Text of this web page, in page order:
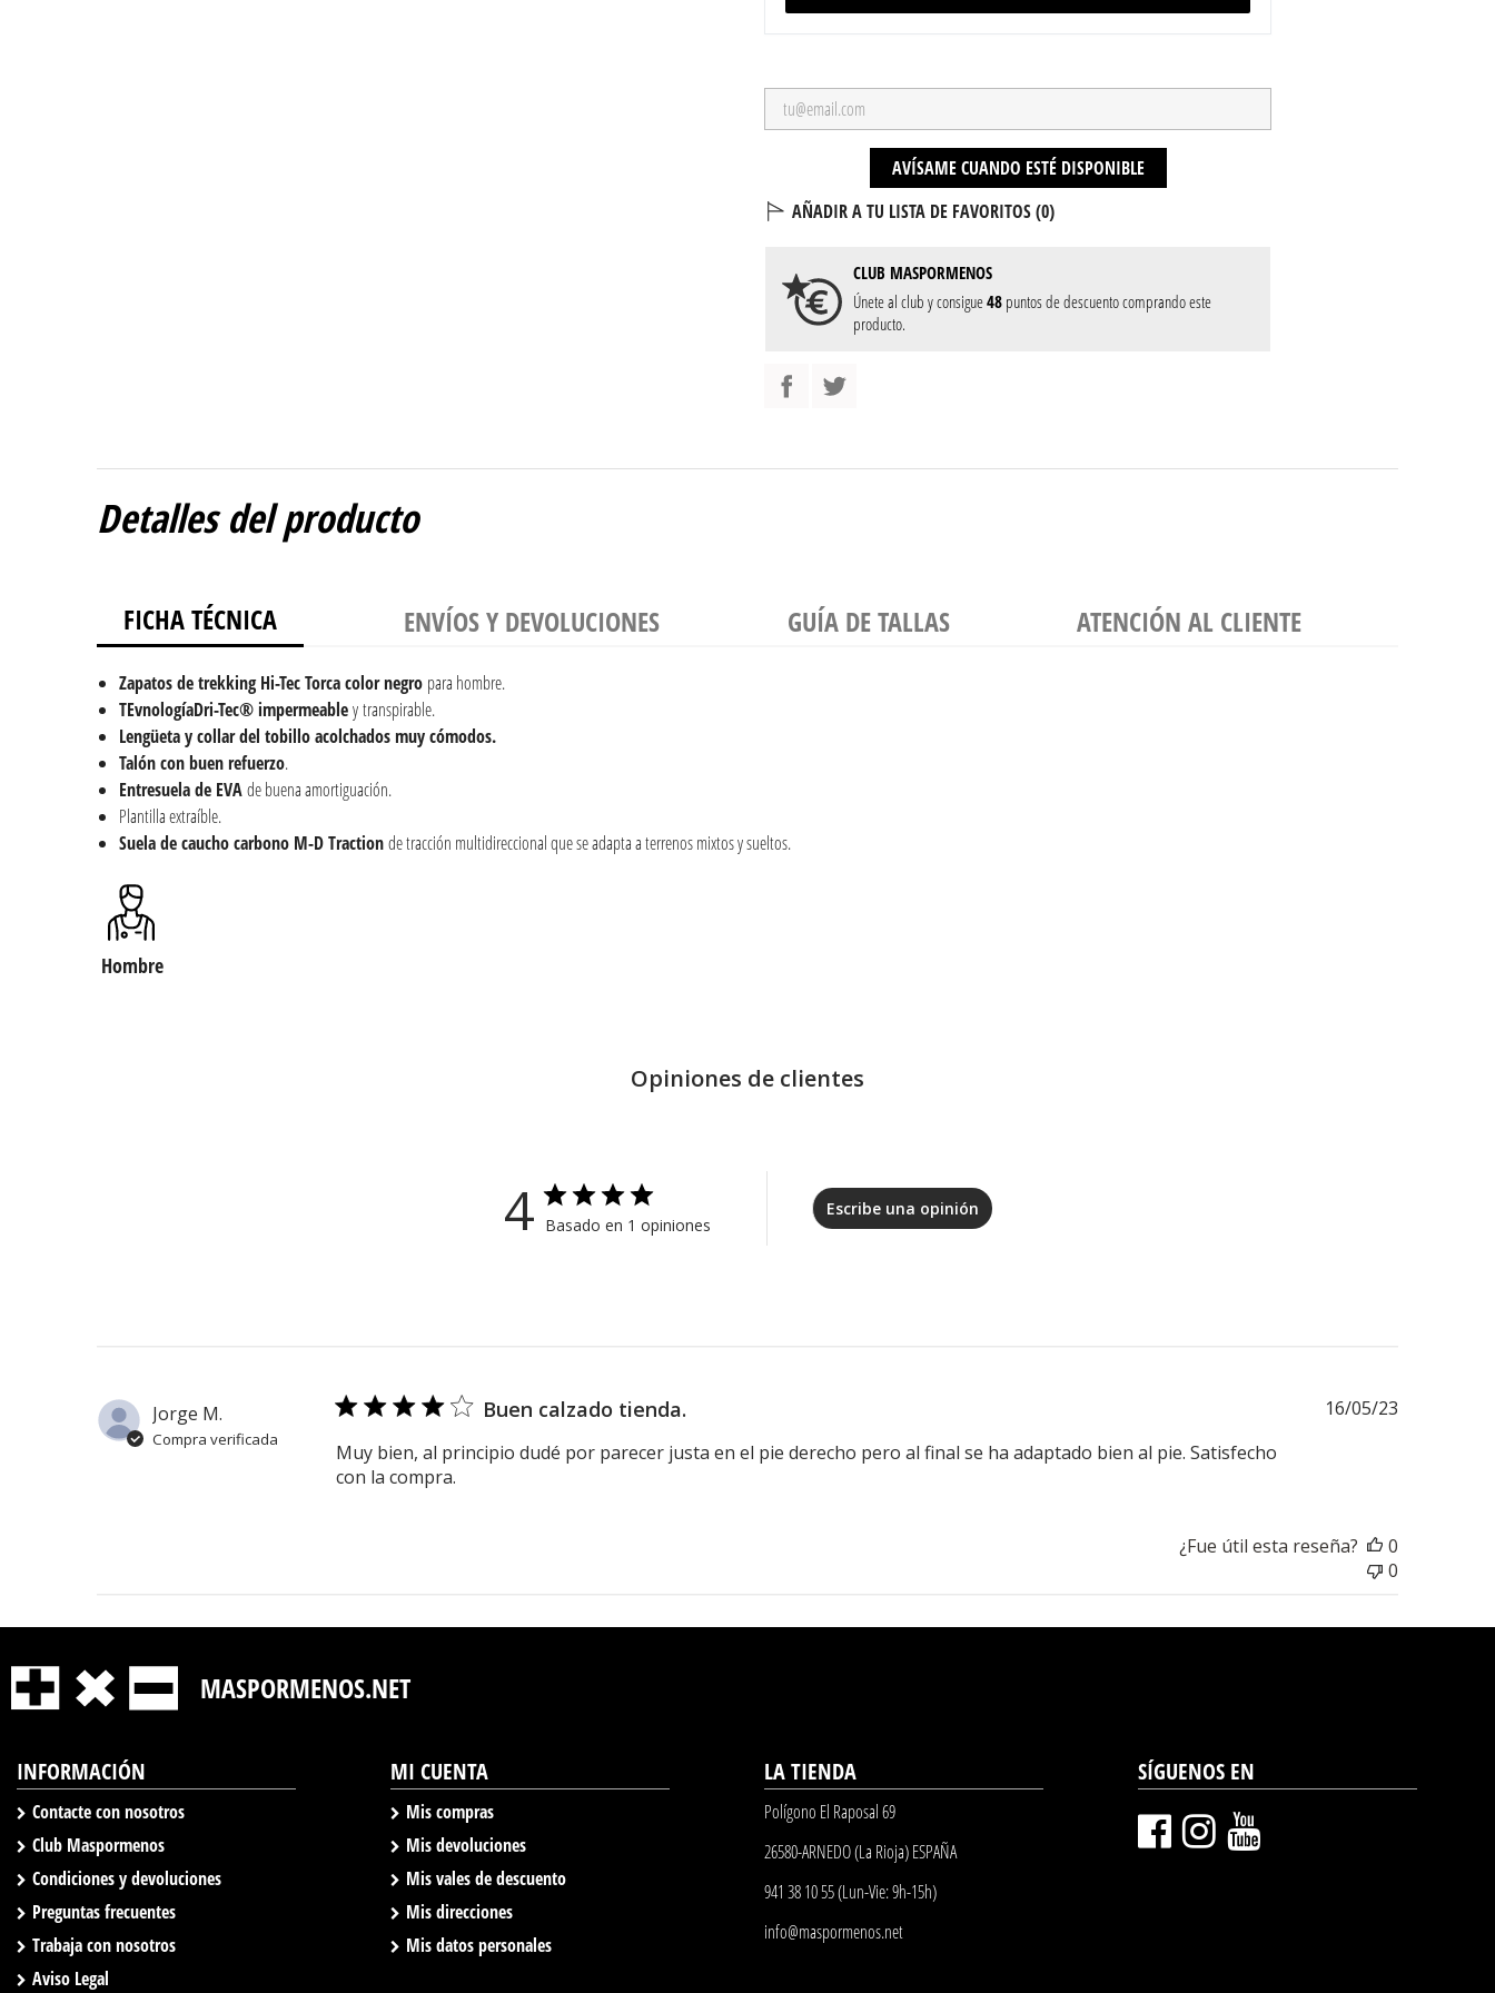
AVÍSAME CUANDO ESTÉ DISPONIBLE
AÑADIR A TU LISTA DE FAVORITOS (0)
CLUB MASPORMENOS
Únete al club y consigue48puntos de descuento comprando este
producto.
Detalles del producto
FICHA TÉCNICA ENVÍOS Y DEVOLUCIONES GUÍA DE TALLAS ATENCIÓN AL CLIENTE
Zapatos de trekking Hi-Tec Torca color negro para hombre.
TEvnologíaDri-Tec® impermeabley transpirable.
Lengüeta y collar del tobillo acolchados muy cómodos.
Talón con buen refuerzo.
Entresuela de EVAde buena amortiguación.
Plantilla extraíble.
Suela de caucho carbono M-D Tractionde tracción multidireccional que se adapta a terrenos mixtos y sueltos.
Hombre
Opiniones de clientes
4 Basado en 1 opiniones
Escribe una opinión
Jorge M.
Compra verificada
Buen calzado tienda.
Muy bien, al principio dudé por parecer justa en el pie derecho pero al final se ha adaptado bien al pie. Satisfecho
con la compra.
16/05/23
¿Fue útil esta reseña?
0
0
MASPORMENOS.NET
INFORMACIÓN
Contacte con nosotros
Club Maspormenos
Condiciones y devoluciones
Preguntas frecuentes
Trabaja con nosotros
Aviso Legal
MI CUENTA
Mis compras
Mis devoluciones
Mis vales de descuento
Mis direcciones
Mis datos personales
LA TIENDA
Polígono El Raposal 69
26580-ARNEDO (La Rioja) ESPAÑA
941 38 10 55 (Lun-Vie: 9h-15h)
info@maspormenos.net
SÍGUENOS EN